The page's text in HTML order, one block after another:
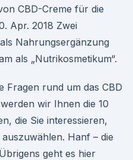
CBD-Creme für die
Apr. 2018 Zwei
Nahrungsergänzung
als „Nutrikosmetikum“.
Fragen rund um das CBD
wir Ihnen die 10
die Sie interessieren,
Hanf – die
geht es hier